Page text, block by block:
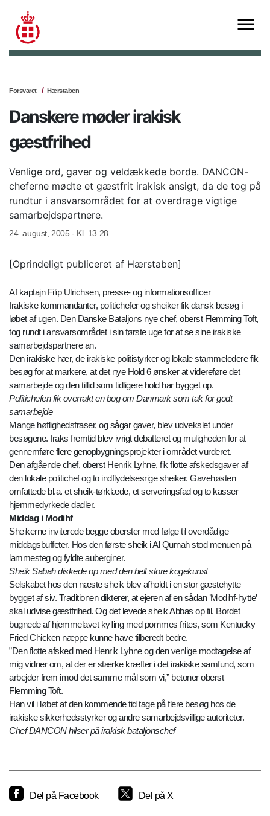
Forsvaret Hærstaben
Danskere møder irakisk
gæstfrihed
Venlige ord, gaver og veldækkede borde. DANCON-
cheferne mødte et gæstfrit irakisk ansigt, da de tog på
rundtur i ansvarsområdet for at overdrage vigtige
samarbejdspartnere.
24. august, 2005 - Kl. 13.28
[Oprindeligt publiceret af Hærstaben]
Af kaptajn Filip Ulrichsen, presse- og informationsofficer
Irakiske kommandanter, politichefer og sheiker fik dansk besøg i
løbet af ugen. Den Danske Bataljons nye chef, oberst Flemming Toft,
tog rundt i ansvarsområdet i sin første uge for at se sine irakiske
samarbejdspartnere an.
Den irakiske hær, de irakiske politistyrker og lokale stammeledere fik
besøg for at markere, at det nye Hold 6 ønsker at videreføre det
samarbejde og den tillid som tidligere hold har bygget op.
Politichefen fik overrakt en bog om Danmark som tak for godt
samarbejde
Mange høflighedsfraser, og sågar gaver, blev udvekslet under
besøgene. Iraks fremtid blev ivrigt debatteret og muligheden for at
gennemføre flere genopbygningsprojekter i området vurderet.
Den afgående chef, oberst Henrik Lyhne, fik flotte afskedsgaver af
den lokale politichef og to indflydelsesrige sheiker. Gavehøsten
omfattede bl.a. et sheik-tørklæde, et serveringsfad og to kasser
hjemmedyrkede dadler.
Middag i Modihf
Sheikerne inviterede begge oberster med følge til overdådige
middagsbuffeter. Hos den første sheik i Al Qurnah stod menuen på
lammesteg og fyldte auberginer.
Sheik Sabah diskede op med den helt store kogekunst
Selskabet hos den næste sheik blev afholdt i en stor gæstehytte
bygget af siv. Traditionen dikterer, at ejeren af en sådan ’Modihf-hytte’
skal udvise gæstfrihed. Og det levede sheik Abbas op til. Bordet
bugnede af hjemmelavet kylling med pommes frites, som Kentucky
Fried Chicken næppe kunne have tilberedt bedre.
”Den flotte afsked med Henrik Lyhne og den venlige modtagelse af
mig vidner om, at der er stærke kræfter i det irakiske samfund, som
arbejder frem imod det samme mål som vi,” betoner oberst
Flemming Toft.
Han vil i løbet af den kommende tid tage på flere besøg hos de
irakiske sikkerhedsstyrker og andre samarbejdsvillige autoriteter.
Chef DANCON hilser på irakisk bataljonschef
Del på Facebook Del på X